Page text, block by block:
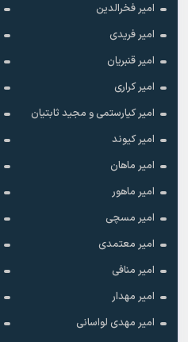
امیر فخرالدین
امیر فریدی
امیر قنبریان
امیر کراری
امیر کیارستمی و مجید ثابتیان
امیر کیوند
امیر ماهان
امیر ماهور
امیر مسچی
امیر معتمدی
امیر منافی
امیر مهدار
امیر مهدی لواسانی